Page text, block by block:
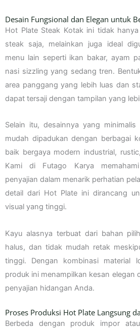
Desain Fungsional dan Elegan untuk
Hot Plate Steak Kotak ini tidak
steak saja, melainkan juga ideal
menu lain seperti ikan bakar, ayam
nasi sizzling yang sedang tren.
area panggang yang lebih luas dan
dapat tersaji dengan tampilan yang
Selain itu, desainnya yang
mudah dipadukan dengan berbagai
baik bergaya modern industrial,
Kami di Futago Karya
penyajian dalam menarik perhatian
detail dari Hot Plate ini dirancang
visual yang tinggi.
Kayu alasnya terbuat dari bahan
halus, dan tidak mudah retak
tinggi. Dengan kombinasi material
produk ini menampilkan kesan elegan
penyajian hidangan Anda.
Proses Produksi Hot Plate Langsung
Berbeda dengan produk impor